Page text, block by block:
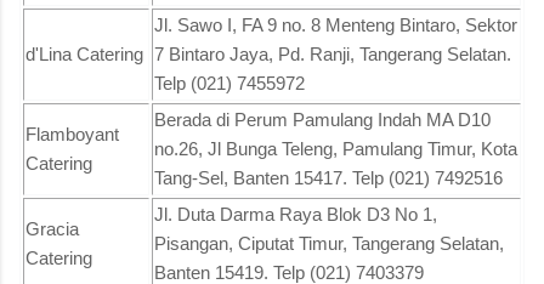
d'Lina Catering
Jl. Sawo I, FA 9 no. 8 Menteng Bintaro, Sektor
7 Bintaro Jaya, Pd. Ranji, Tangerang Selatan.
Telp (021) 7455972
Flamboyant
Catering
Berada di Perum Pamulang Indah MA D10
no.26, Jl Bunga Teleng, Pamulang Timur, Kota
Tang-Sel, Banten 15417. Telp (021) 7492516
Gracia
Catering
Jl. Duta Darma Raya Blok D3 No 1,
Pisangan, Ciputat Timur, Tangerang Selatan,
Banten 15419. Telp (021) 7403379